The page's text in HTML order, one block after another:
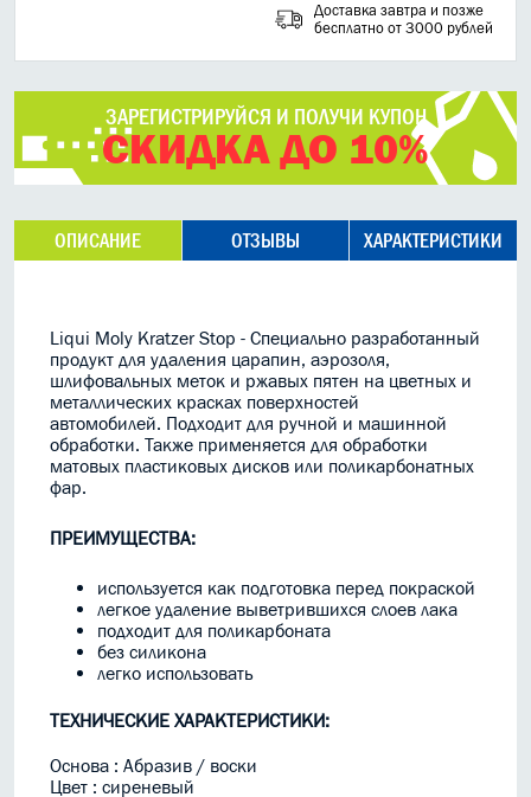
Доставка завтра и позже
бесплатно от 3000 рублей
ЗАРЕГИСТРИРУЙСЯ И ПОЛУЧИ КУПОН
СКИДКА ДО 10%
ОПИСАНИЕ ОТЗЫВЫ ХАРАКТЕРИСТИКИ
Liqui Moly Kratzer Stop - Специально разработанный
продукт для удаления царапин, аэрозоля,
шлифовальных меток и ржавых пятен на цветных и
металлических красках поверхностей
автомобилей. Подходит для ручной и машинной
обработки. Также применяется для обработки
матовых пластиковых дисков или поликарбонатных
фар.
ПРЕИМУЩЕСТВА:
используется как подготовка перед покраской
легкое удаление выветрившихся слоев лака
подходит для поликарбоната
без силикона
легко использовать
ТЕХНИЧЕСКИЕ ХАРАКТЕРИСТИКИ:
Основа : Абразив / воски
Цвет : сиреневый